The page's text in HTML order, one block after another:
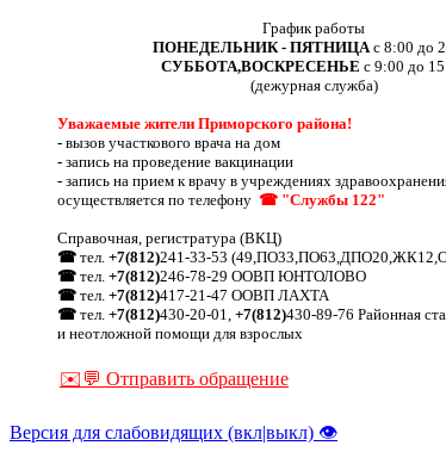
График работы
ПОНЕДЕЛЬНИК - ПЯТНИЦА с 8:00 до
СУББОТА,ВОСКРЕСЕНЬЕ с 9:00 до
(дежурная служба)
Уважаемые жители Приморского района!
- вызов участкового врача на дом
- запись на проведение вакцинации
- запись на прием к врачу в учреждениях
осуществляется по телефону ☎ "Службы 122"
Справочная, регистратура (ВКЦ)
☎ тел. +7(812)241-33-53
☎ тел. +7(812)246-78-29 ООВП ЮНТОЛОВО
☎ тел. +7(812)417-21-47 ООВП ЛАХТА
☎ тел. +7(812)430-20-01, +7(812)430-89-76 Районная
и неотложной помощи для взрослых
✉️💬 Отправить обращение
Версия для слабовидящих (вкл|выкл) 👁